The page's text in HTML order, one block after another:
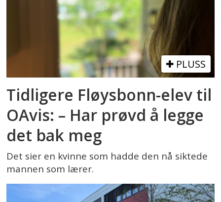
PLUSS
Tidligere Fløysbonn-elev til
OAvis: – Har prøvd å legge
det bak meg
Det sier en kvinne som hadde den nå siktede
mannen som lærer.